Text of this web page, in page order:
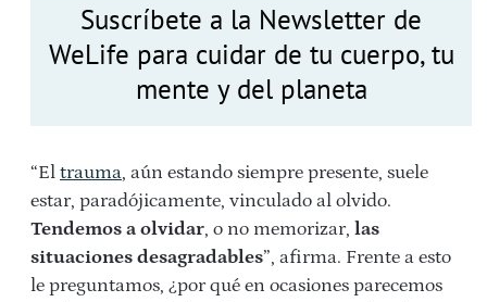
Suscríbete a la Newsletter de
WeLife para cuidar de tu cuerpo, tu
mente y del planeta
“El trauma, aún estando siempre presente, suele
estar, paradójicamente, vinculado al olvido.
Tendemos a olvidar, o no memorizar, las
situaciones desagradables”, afirma. Frente a esto
le preguntamos, ¿por qué en ocasiones parecemos